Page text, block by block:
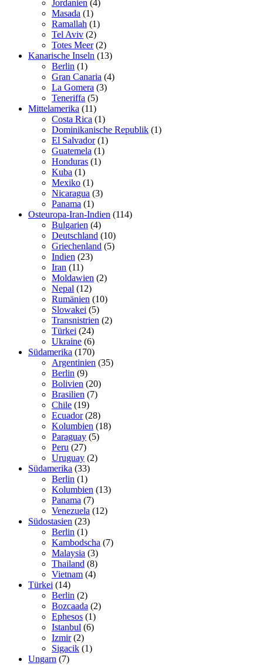
Jordanien (4)
Masada (1)
Ramallah (1)
Tel Aviv (2)
Totes Meer(2)
Kanarische Inseln (13)
Berlin (1)
Gran Canaria (4)
La Gomera (3)
Teneriffa (5)
Mittelamerika (11)
Costa Rica (1)
Dominikanische Republik (1)
El Salvador(1)
Guatemela (1)
Honduras (1)
Kuba (1)
Mexiko (1)
Nicaragua (3)
Panama (1)
Osteuropa-Iran-Indien (114)
Bulgarien (4)
Deutschland (10)
Griechenland (5)
Indien (23)
Iran (11)
Moldawien (2)
Nepal (12)
Rumänien (10)
Slowakei (5)
Transnistrien (2)
Türkei (24)
Ukraine (6)
Südamerika (170)
Argentinien (35)
Berlin (9)
Bolivien (20)
Brasilien (7)
Chile (19)
Ecuador(28)
Kolumbien (18)
Paraguay (5)
Peru (27)
Uruguay (2)
Südamerika (33)
Berlin (1)
Kolumbien (13)
Panama (7)
Venezuela (12)
Südostasien (23)
Berlin (1)
Kambodscha (7)
Malaysia (3)
Thailand (8)
Vietnam (4)
Türkei (14)
Berlin (2)
Bozcaada (2)
Ephesos (1)
Istanbul (6)
Izmir(2)
Sigacik (1)
Ungarn (7)